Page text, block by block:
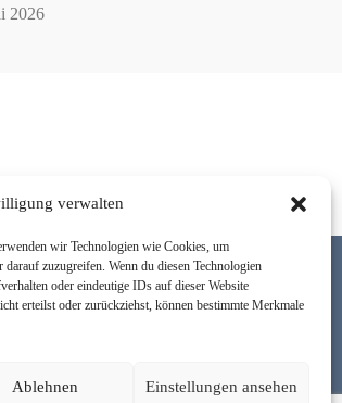
verwalten
wir Technologien wie Cookies, um
zuzugreifen. Wenn du diesen Technologien
oder eindeutige IDs auf dieser Website
erteilst oder zurückziehst, können bestimmte Merkmale
Ablehnen Einstellungen ansehen
2026